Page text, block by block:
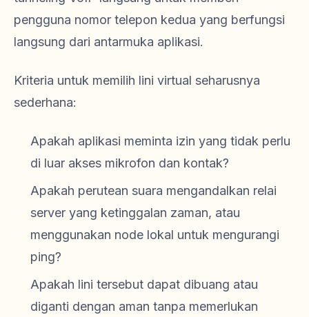
pengguna nomor telepon kedua yang berfungsi
langsung dari antarmuka aplikasi.
Kriteria untuk memilih lini virtual seharusnya
sederhana:
Apakah aplikasi meminta izin yang tidak perlu
di luar akses mikrofon dan kontak?
Apakah perutean suara mengandalkan relai
server yang ketinggalan zaman, atau
menggunakan node lokal untuk mengurangi
ping?
Apakah lini tersebut dapat dibuang atau
diganti dengan aman tanpa memerlukan